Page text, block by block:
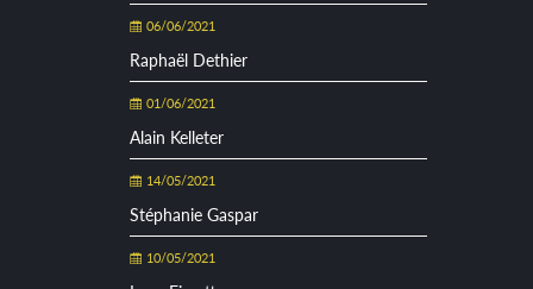
06/06/2021
Raphaël Dethier
01/06/2021
Alain Kelleter
14/05/2021
Stéphanie Gaspar
10/05/2021